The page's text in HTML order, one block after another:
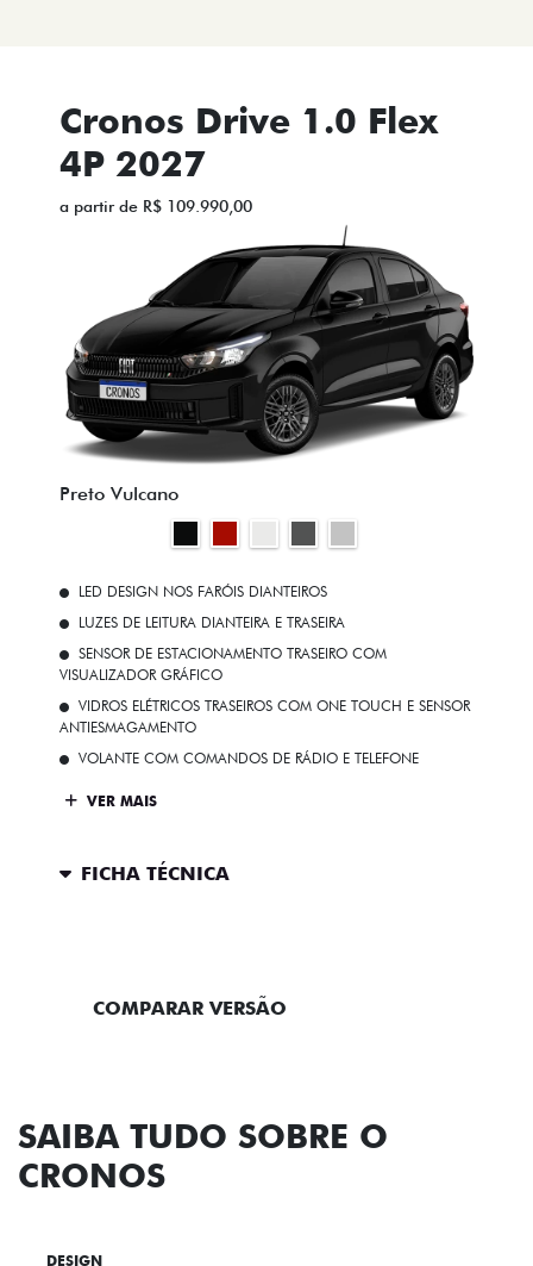
Cronos Drive 1.0 Flex
4P 2027
a partir de R$ 109.990,00
Preto Vulcano
LED DESIGN NOS FARÓIS DIANTEIROS
LUZES DE LEITURA DIANTEIRA E TRASEIRA
SENSOR DE ESTACIONAMENTO TRASEIRO COM
VISUALIZADOR GRÁFICO
VIDROS ELÉTRICOS TRASEIROS COM ONE TOUCH E SENSOR
ANTIESMAGAMENTO
VOLANTE COM COMANDOS DE RÁDIO E TELEFONE
VER MAIS
FICHA TÉCNICA
COMPARAR VERSÃO
SAIBA TUDO SOBRE O
CRONOS
DESIGN